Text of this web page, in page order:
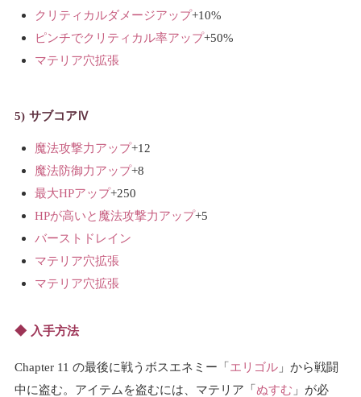
クリティカルダメージアップ+10%
ピンチでクリティカル率アップ+50%
マテリア穴拡張
サブコアⅣ
魔法攻撃力アップ+12
魔法防御力アップ+8
最大HPアップ+250
HPが高いと魔法攻撃力アップ+5
バーストドレイン
マテリア穴拡張
マテリア穴拡張
入手方法
Chapter 11 の最後に戦うボスエネミー「エリゴル 」から戦闘
中に盗む。アイテムを盗むには、マテリア「ぬすむ 」が必